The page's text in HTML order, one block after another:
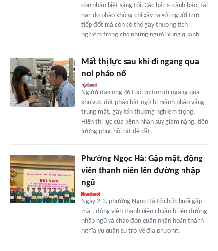
còn nhận biết sáng tối. Các bác sĩ cảnh báo, tai
nạn do pháo không chỉ xảy ra với người trực
tiếp đốt mà còn có thể gây thương tích
nghiêm trọng cho những người xung quanh.
Mất thị lực sau khi đi ngang qua
nơi pháo nổ
Người đàn ông 46 tuổi vô tình đi ngang qua
khu vực đốt pháo bất ngờ bị mảnh pháo văng
trúng mặt, gây tổn thương nghiêm trọng.
Hiện thị lực của bệnh nhân suy giảm nặng, tiên
lượng phục hồi rất dè dặt.
Phường Ngọc Hà: Gặp mặt, động
viên thanh niên lên đường nhập
ngũ
Ngày 2-3, phường Ngọc Hà tổ chức buổi gặp
mặt, động viên thanh niên chuẩn bị lên đường
nhập ngũ và chào đón quân nhân hoàn thành
nghĩa vụ quân sự trở về địa phương.